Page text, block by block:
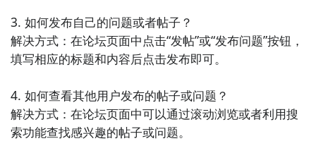
业的新闻和发展动态。
6. 《新能源行业报告》 - 这个APP每日更新关于新能源
趋势和投资机会。用户可以查看行业研究报告和市场分
析，以便做出明智的投资决策。
3. 如何发布自己的问题或者帖子？
解决方式：在论坛页面中点击“发帖”或“发布问题”按钮，
填写相应的标题和内容后点击发布即可。
4. 如何查看其他用户发布的帖子或问题？
解决方式：在论坛页面中可以通过滚动浏览或者利用搜
索功能查找感兴趣的帖子或问题。